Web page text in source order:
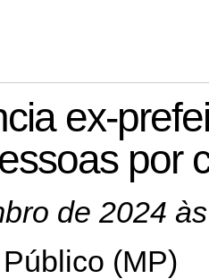
ex-
por
de 2024
(MP)